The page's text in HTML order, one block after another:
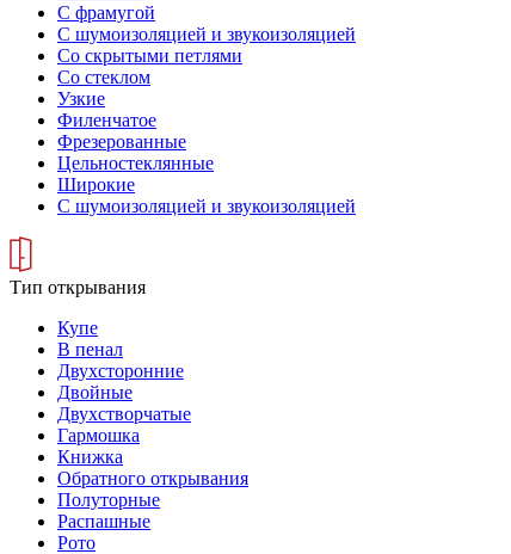
С фрамугой
С шумоизоляцией и звукоизоляцией
Со скрытыми петлями
Со стеклом
Узкие
Филенчатое
Фрезерованные
Цельностеклянные
Широкие
С шумоизоляцией и звукоизоляцией
Тип открывания
Купе
В пенал
Двухсторонние
Двойные
Двухстворчатые
Гармошка
Книжка
Обратного открывания
Полуторные
Распашные
Рото